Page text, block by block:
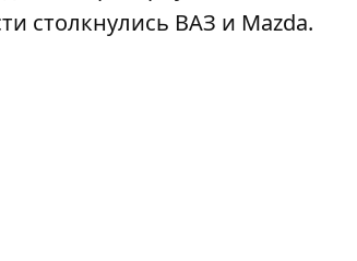
столкнулись ВАЗ и Mazda.